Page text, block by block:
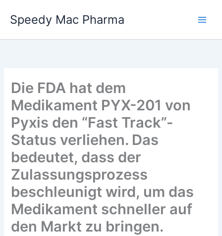
content
Speedy Mac Pharma
Die FDA hat dem
Medikament PYX-201 von
Pyxis den “Fast Track”-
Status verliehen. Das
bedeutet, dass der
Zulassungsprozess
beschleunigt wird, um das
Medikament schneller auf
den Markt zu bringen.